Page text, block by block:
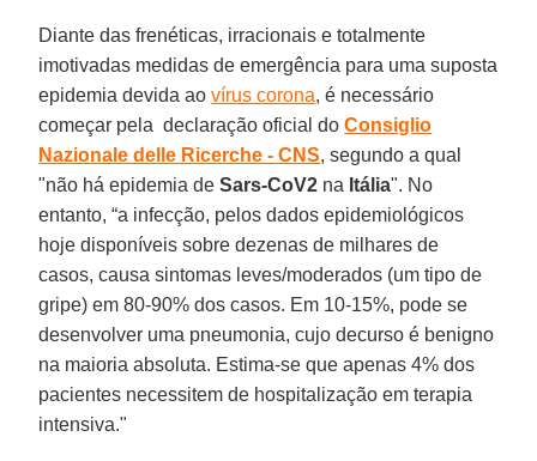
Diante das frenéticas, irracionais e totalmente
imotivadas medidas de emergência para uma suposta
epidemia devida aovírus corona, é necessário
começar pela declaração oficial doConsiglio
Nazionale delle Ricerche - CNS, segundo a qual
"não há epidemia deSars-CoV2 na Itália". No
entanto, “a infecção, pelos dados epidemiológicos
hoje disponíveis sobre dezenas de milhares de
casos, causa sintomas leves/moderados (um tipo de
gripe) em 80-90% dos casos. Em 10-15%, pode se
desenvolver uma pneumonia, cujo decurso é benigno
na maioria absoluta. Estima-se que apenas 4% dos
pacientes necessitem de hospitalização em terapia
intensiva."